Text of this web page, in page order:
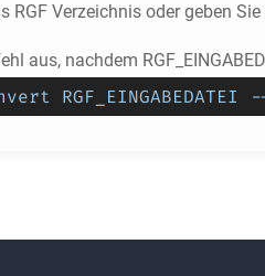
RGF Verzeichnis oder geben
aus, nachdem